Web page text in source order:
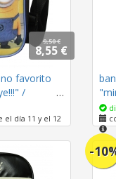
9,50 €
8,55 €
favorito
/
día 11 y el 12
-